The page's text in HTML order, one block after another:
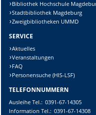
Bibliothek Hochschule
Stadtbibliothek Magdeburg
Zweigbibliotheken UMMD
SERVICE
Aktuelles
Veranstaltungen
FAQ
Personensuche (HIS-LSF)
TELEFONNUMMERN
AusleiheTel.: 0391-67-14305
Information Tel.: 0391-67-14308